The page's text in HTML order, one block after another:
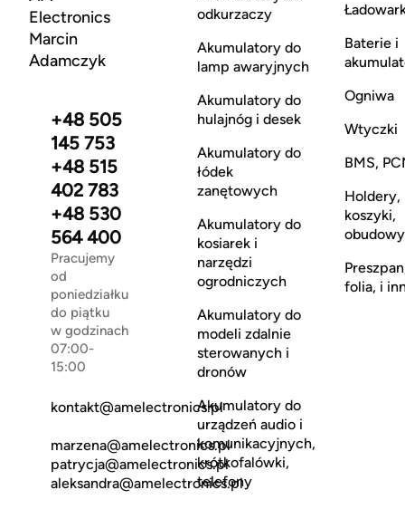
Electronics
Marcin
Adamczyk
+48 505
145 753
+48 515
402 783
+48 530
564 400
Pracujemy
od
poniedziałku
do piątku
w godzinach
07:00-
15:00
kontakt@amelectronics.pl
marzena@amelectronics.pl
patrycja@amelectronics.pl
aleksandra@amelectronics.pl
odkurzaczy
Akumulatory do
lamp awaryjnych
Akumulatory do
hulajnóg i desek
Akumulatory do
łódek
zanętowych
Akumulatory do
kosiarek i
narzędzi
ogrodniczych
Akumulatory do
modeli zdalnie
sterowanych i
dronów
Akumulatory do
urządzeń audio i
komunikacyjnych,
krótkofalówki,
telefony
Baterie i
Ogniwa
Wtyczki
BMS,
Holdery,
koszyki,
obudowy
folia, i